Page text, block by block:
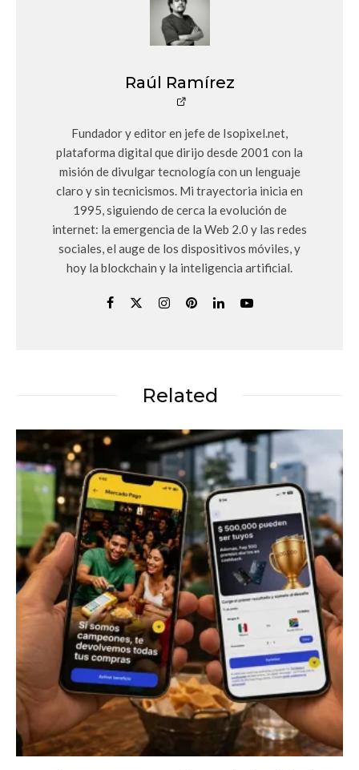
Raúl Ramírez
Fundador y editor en jefe de Isopixel.net,
plataforma digital que dirijo desde 2001 con la
misión de divulgar tecnología con un lenguaje
claro y sin tecnicismos. Mi trayectoria inicia en
1995, siguiendo de cerca la evolución de
internet: la emergencia de la Web 2.0 y las redes
sociales, el auge de los dispositivos móviles, y
hoy la blockchain y la inteligencia artificial.
Related